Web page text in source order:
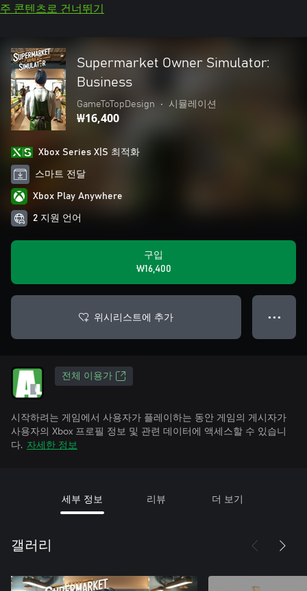
주 콘텐츠로 건너뛰기
Supermarket Owner Simulator:
Business
GameToTopDesign • 시뮬레이션
₩16,400
Xbox Series X|S 최적화
스마트 전달
Xbox Play Anywhere
2 지원 언어
구입
₩16,400
위시리스트에 추가 ● ● ●
전체 이용가
시작하려는 게임에서 사용자가 플레이하는 동안 게임의 게시자가
사용자의 Xbox 프로필 정보 및 관련 데이터에 액세스할 수 있습니
다. 자세한 정보
세부 정보 리뷰 더 보기
갤러리